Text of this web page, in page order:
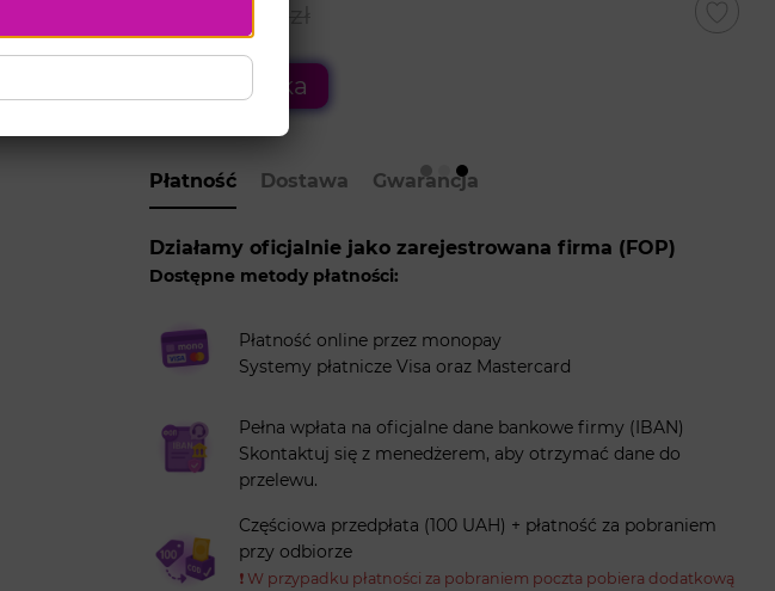
Do koszyka
Płatność Dostawa Gwarancja
Działamy oficjalnie jako zarejestrowana firma (FOP)
Dostępne metody płatności:
Płatność online przez monopay
Systemy płatnicze Visa oraz Mastercard
Pełna wpłata na oficjalne dane bankowe firmy (IBAN)
Skontaktuj się z menedżerem, aby otrzymać dane do
przelewu.
Częściowa przedpłata (100 UAH) + płatność za pobraniem
przy odbiorze
❗️ W przypadku płatności za pobraniem poczta pobiera dodatkową